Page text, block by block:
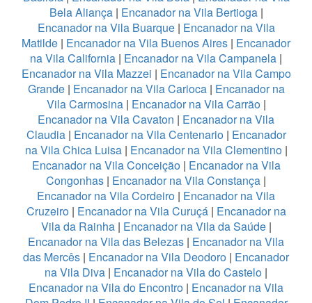
Bela Aliança| Encanador na Vila Bertioga|
Encanador na Vila Buarque| Encanador na Vila
Matilde | Encanador na Vila Buenos Aires | Encanador
na Vila California | Encanador na Vila Campanela |
Encanador na Vila Mazzei | Encanador na Vila Campo
Grande| Encanador na Vila Carioca| Encanador na
Vila Carmosina| Encanador na Vila Carrão|
Encanador na Vila Cavaton | Encanador na Vila
Claudia| Encanador na Vila Centenario| Encanador
na Vila Chica Luisa | Encanador na Vila Clementino|
Encanador na Vila Conceição| Encanador na Vila
Congonhas | Encanador na Vila Constança |
Encanador na Vila Cordeiro | Encanador na Vila
Cruzeiro | Encanador na Vila Curuçá | Encanador na
Vila da Rainha | Encanador na Vila da Saúde|
Encanador na Vila das Belezas | Encanador na Vila
das Mercês | Encanador na Vila Deodoro | Encanador
na Vila Diva | Encanador na Vila do Castelo |
Encanador na Vila do Encontro | Encanador na Vila